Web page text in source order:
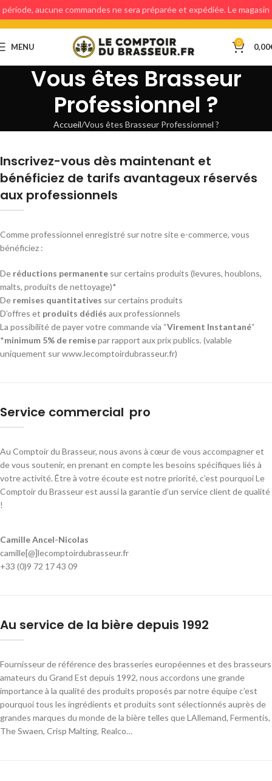
MENU 0 0,00
Vous êtes Brasseur
Professionnel ?
Accueil Vous êtes Brasseur Professionnel ?
Inscrivez-vous dès maintenant et
bénéficiez de tarifs avantageux réservés
aux professionnels
Comme professionnel enregistré sur notre site e-commerce, vous
bénéficiez :
De réductions permanente sur certains produits (levures, houblons,
malts, produits de nettoyage)*
De remises quantitatives sur certains produits
D’offres et produits dédiés aux professionnels
La possibilité de payer votre commande via “Virement Instantané“
*minimum 5% de remisepar rapport aux prix publics. (valable
uniquement sur www.lecomptoirdubrasseur.fr)
Service commercial pro
Au Comptoir du Brasseur, nous avons à cœur de vous accompagner et
de vous soutenir, en prenant en compte les besoins spécifiques liés à
votre activité. Être à votre écoute est notre priorité, c’est pourquoi Le
Comptoir du Brasseur est aussi la garantie d’un service client de qualité
!
Camille Ancel-Nicolas
camille[@]lecomptoirdubrasseur.fr
+33 (0)9 72 17 43 09
Au service de la bière depuis 1992
Fournisseur de référence des brasseries européennes et des brasseurs
amateurs du Grand Est depuis 1992, nous accordons une grande
importance à la qualité des produits proposés par notre équipe c’est
pourquoi tous les ingrédients et produits sont sélectionnés auprès de
grandes marques du monde de la bière telles que LAllemand, Fermentis,
The Swaen, Crisp Malting, Realco…
période, aucune commandes ne sera préparée et expédiée. Le magasin
étant fermé, aucun retraits en magasin ne sera possible.